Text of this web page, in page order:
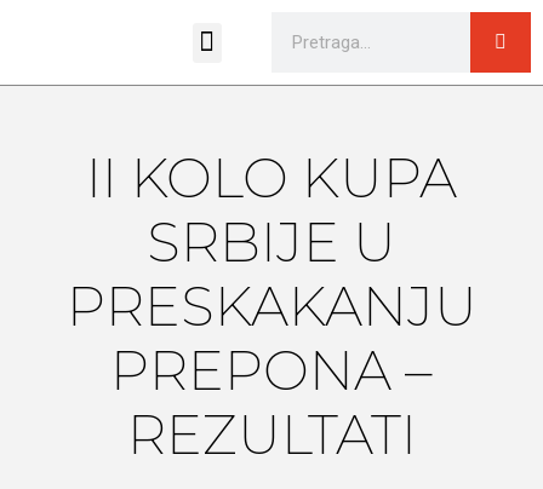
II KOLO KUPA
SRBIJE U
PRESKAKANJU
PREPONA –
REZULTATI